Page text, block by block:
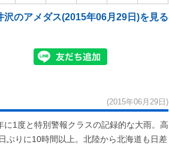
沢のアメダス(2015年06月29日)を見る
(2015年06月29日)
1度と特別警報クラスの記録的な大雨。高
ぶりに10時間以上。北陸から北海道も日差